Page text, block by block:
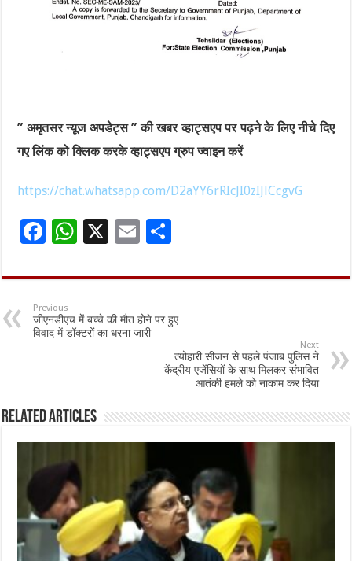
” अमृतसर न्यूज अपडेट्स ” की खबर व्हाट्सएप पर पढ़ने के लिए नीचे दिए
गए लिंक को क्लिक करके व्हाट्सएप ग्रुप ज्वाइन करें
https://chat.whatsapp.com/D2aYY6rRIcJI0zIJlCcgvG
F
e
b
o
W
at
sA
p
X
E
ai
l
ar
Previous
जीएनडीएच में बच्चे की मौत होने पर हुए
विवाद में डॉक्टरों का धरना जारी
Next
त्योहारी सीजन से पहले पंजाब पुलिस ने
केंद्रीय एजेंसियों के साथ मिलकर संभावित
आतंकी हमले को नाकाम कर दिया
Related Articles